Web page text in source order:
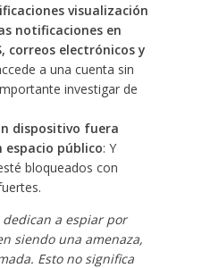
visualización
notificaciones en
correos electrónicos y
a una cuenta sin
investigar de
dispositivo fuera
espacio público: Y
bloqueados con
dedican a espiar por
siendo una amenaza,
Esto no significa